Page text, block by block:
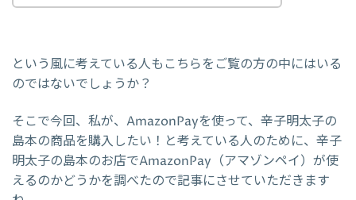
という風に考えている人もこちらをご覧の方の中にはいる
のではないでしょうか？
そこで今回、私が、AmazonPayを使って、辛子明太子の
島本の商品を購入したい！と考えている人のために、辛子
明太子の島本のお店でAmazonPay（アマゾンペイ）が使
えるのかどうかを調べたので記事にさせていただきます